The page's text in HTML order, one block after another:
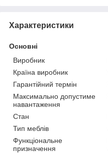
Характеристики
Основні
Виробник
Країна виробник
Гарантійний термін
Максимально допустиме
навантаження
Стан
Тип меблів
Функціональне
призначення